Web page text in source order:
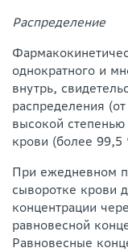
Распределение
однократного и
внутрь,
распределения
высокой
крови (более 99,5
При ежедневном
сыворотке крови
концентрации
равновесной
Равновесные